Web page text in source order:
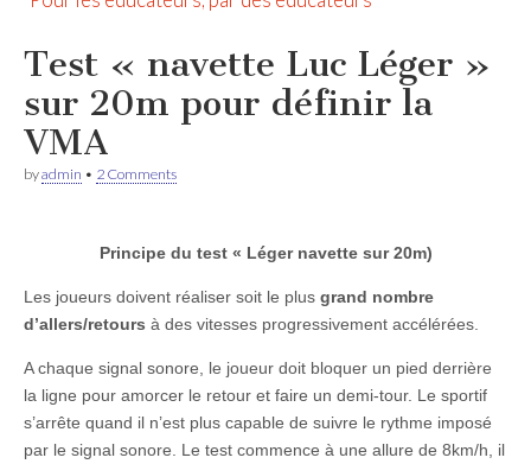
Test « navette Luc Léger »
sur 20m pour définir la
VMA
byadmin • 2 Comments
Principe du test « Léger navette sur 20m)
Les joueurs doivent réaliser soit le plus grand nombre
d’allers/retours à des vitesses progressivement accélérées.
A chaque signal sonore, le joueur doit bloquer un pied derrière
la ligne pour amorcer le retour et faire un demi-tour. Le sportif
s’arrête quand il n’est plus capable de suivre le rythme imposé
par le signal sonore. Le test commence à une allure de 8km/h, il